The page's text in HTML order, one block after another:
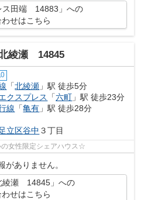
ス田端 14883」への
せはこちら
綾瀬 14845
「北綾瀬 」駅 徒歩5分
クスプレス
「六町 」駅 徒歩23分
線 「亀有 」駅 徒歩28分
足立区谷中 ３丁目
女性限定シェアハウス☆
がありません。
綾瀬 14845」への
せはこちら